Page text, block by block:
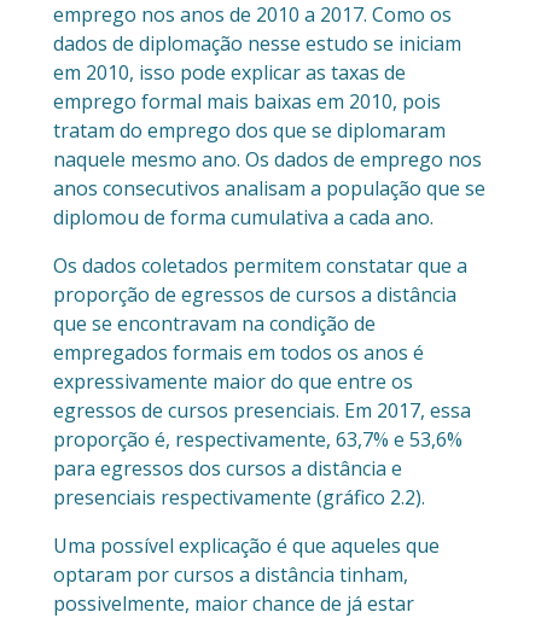
emprego nos anos de 2010 a 2017. Como os
dados de diplomação nesse estudo se iniciam
em 2010, isso pode explicar as taxas de
emprego formal mais baixas em 2010, pois
tratam do emprego dos que se diplomaram
naquele mesmo ano. Os dados de emprego nos
anos consecutivos analisam a população que se
diplomou de forma cumulativa a cada ano.
Os dados coletados permitem constatar que a
proporção de egressos de cursos a distância
que se encontravam na condição de
empregados formais em todos os anos é
expressivamente maior do que entre os
egressos de cursos presenciais. Em 2017, essa
proporção é, respectivamente, 63,7% e 53,6%
para egressos dos cursos a distância e
presenciais respectivamente (gráfico 2.2).
Uma possível explicação é que aqueles que
optaram por cursos a distância tinham,
possivelmente, maior chance de já estar